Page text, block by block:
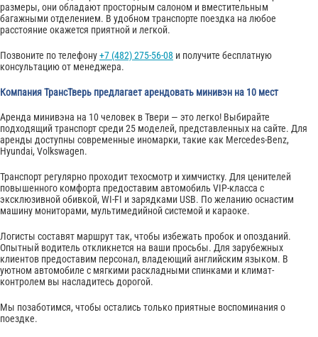
размеры, они обладают просторным салоном и вместительным
багажными отделением. В удобном транспорте поездка на любое
расстояние окажется приятной и легкой.
Позвоните по телефону+7 (482) 275-56-08 и получите бесплатную
консультацию от менеджера.
Компания ТрансТверь предлагает арендовать минивэн на 10 мест
Аренда минивэна на 10 человек в Твери — это легко! Выбирайте
подходящий транспорт среди 25 моделей, представленных на сайте. Для
аренды доступны современные иномарки, такие как Mercedes-Benz,
Hyundai, Volkswagen.
Транспорт регулярно проходит техосмотр и химчистку. Для ценителей
повышенного комфорта предоставим автомобиль VIP-класса с
эксклюзивной обивкой, WI-FI и зарядками USB. По желанию оснастим
машину мониторами, мультимедийной системой и караоке.
Логисты составят маршрут так, чтобы избежать пробок и опозданий.
Опытный водитель откликнется на ваши просьбы. Для зарубежных
клиентов предоставим персонал, владеющий английским языком. В
уютном автомобиле с мягкими раскладными спинками и климат-
контролем вы насладитесь дорогой.
Мы позаботимся, чтобы остались только приятные воспоминания о
поездке.